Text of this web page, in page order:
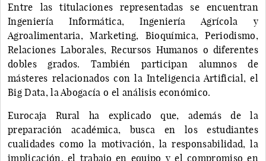
Entre las titulaciones representadas se encuentran
Ingeniería Informática, Ingeniería Agrícola y
Agroalimentaria, Marketing, Bioquímica, Periodismo,
Relaciones Laborales, Recursos Humanos o diferentes
dobles grados. También participan alumnos de
másteres relacionados con la Inteligencia Artificial, el
Big Data, la Abogacía o el análisis económico.
Eurocaja Rural ha explicado que, además de la
preparación académica, busca en los estudiantes
cualidades como la motivación, la responsabilidad, la
implicación, el trabajo en equipo y el compromiso en